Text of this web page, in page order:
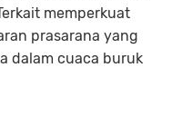
memperkuat
prasarana yang
dalam cuaca buruk